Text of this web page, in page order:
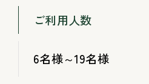
ご利用人数
6名様～19名様